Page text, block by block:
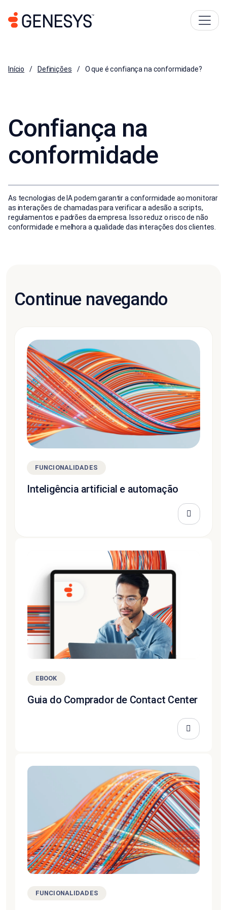
Início Definições O que é confiança na conformidade?
Confiança na
conformidade
As tecnologias de IA podem garantir a conformidade ao monitorar
as interações de chamadas para verificar a adesão a scripts,
regulamentos e padrões da empresa. Isso reduz o risco de não
conformidade e melhora a qualidade das interações dos clientes.
Continue navegando
FUNCIONALIDADES
Inteligência artificial e automação
EBOOK
Guia do Comprador de Contact Center
FUNCIONALIDADES